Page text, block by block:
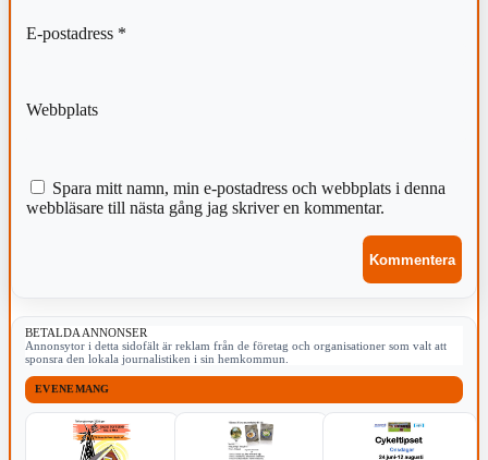
E-postadress *
Webbplats
Spara mitt namn, min e-postadress och webbplats i denna
webbläsare till nästa gång jag skriver en kommentar.
BETALDA ANNONSER
Annonsytor i detta sidofält är reklam från de företag och organisationer som valt att
sponsra den lokala journalistiken i sin hemkommun.
EVENEMANG